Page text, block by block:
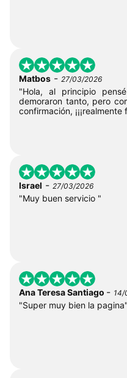
Matbos - 27/03/2026
"Hola, al principio
demoraron tanto, pero
confirmación, ¡¡¡realmente
Israel - 27/03/2026
"Muy buen servicio "
Ana Teresa Santiago - 14/
"Super muy bien la pagina"